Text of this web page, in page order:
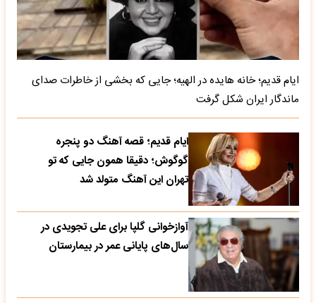
ایام قدیم؛ خانه هایده در الهیه؛ جایی که بخشی از خاطرات صدای
ماندگار ایران شکل گرفت
ایام قدیم؛ قصه آهنگ دو پنجره
گوگوش؛ دقیقا همون جایی که تو
تهران این آهنگ متولد شد
آوازخوانی گلپا برای علی تجویدی در
سال‌های پایانی عمر در بیمارستان